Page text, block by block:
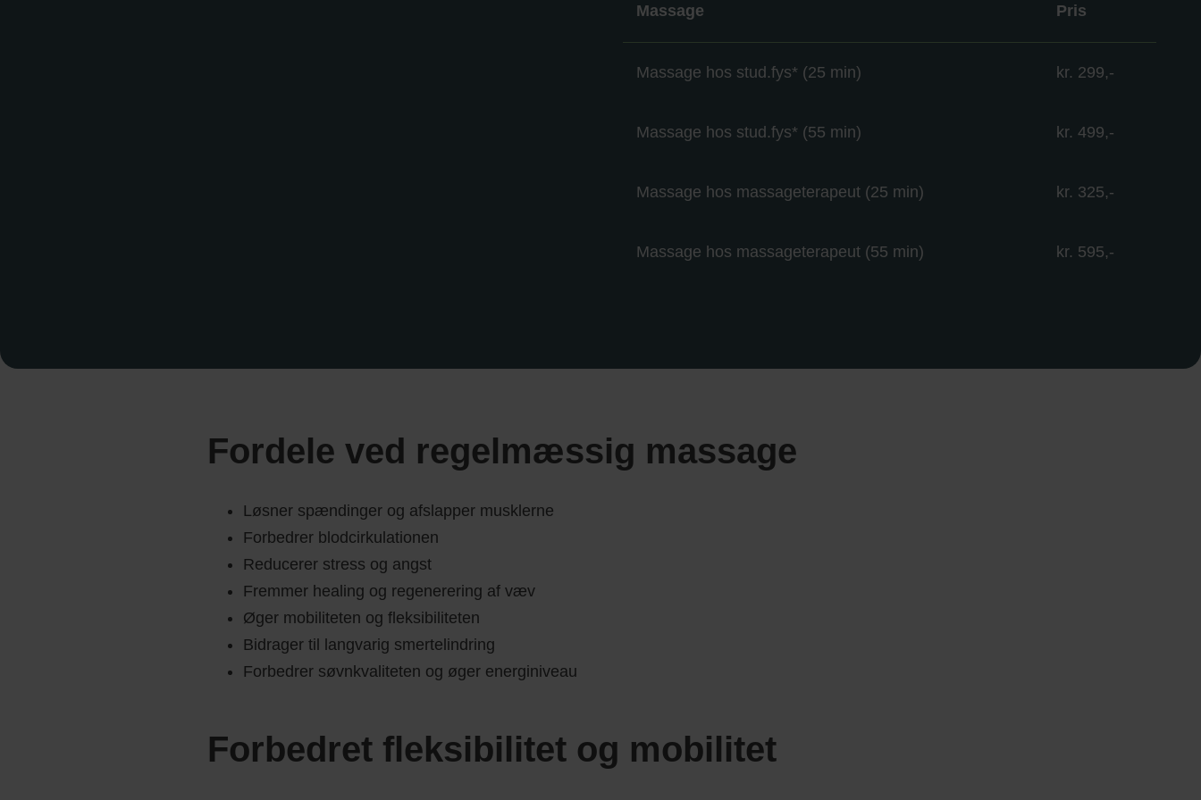
Massage Pris
Massage hos stud.fys* (25 min) kr. 299,-
Massage hos stud.fys* (55 min) kr. 499,-
Massage hos massageterapeut (25 min) kr. 325,-
Massage hos massageterapeut (55 min) kr. 595,-
Fordele ved regelmæssig massage
Løsner spændinger og afslapper musklerne
Forbedrer blodcirkulationen
Reducerer stress og angst
Fremmer healing og regenerering af væv
Øger mobiliteten og fleksibiliteten
Bidrager til langvarig smertelindring
Forbedrer søvnkvaliteten og øger energiniveau
Forbedret fleksibilitet og mobilitet